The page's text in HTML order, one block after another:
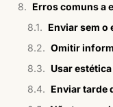
Erros comuns a
Enviar sem o
Omitir
Usar
Enviar tarde